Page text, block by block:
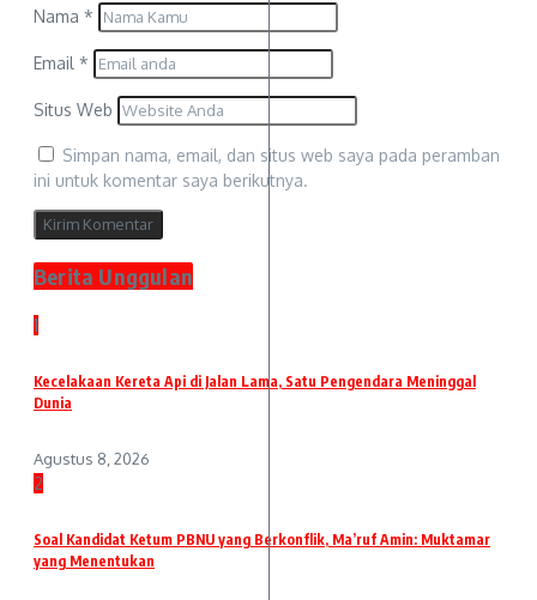
Nama *
Email *
Situs Web
Simpan nama, email, dan situs web saya pada peramban
ini untuk komentar saya berikutnya.
Berita Unggulan
1
Kecelakaan Kereta Api di Jalan Lama, Satu Pengendara Meninggal
Dunia
Agustus 8, 2026
2
Soal Kandidat Ketum PBNU yang Berkonflik, Ma’ruf Amin: Muktamar
yang Menentukan